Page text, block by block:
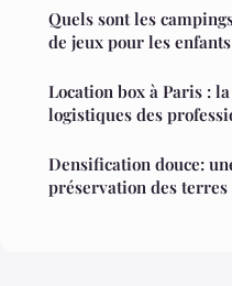
Quels sont les
de jeux pour les
Location box à Paris :
logistiques des
Densification douce:
préservation des